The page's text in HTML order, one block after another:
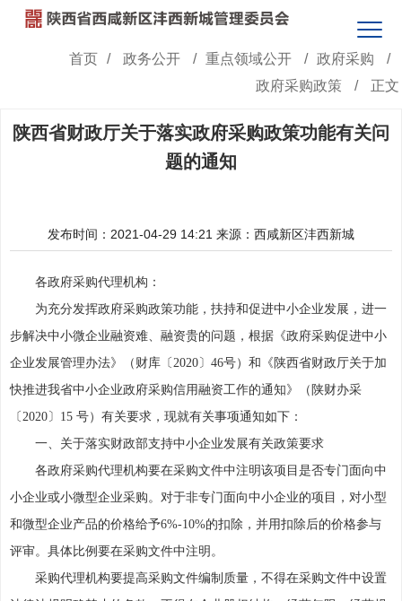
首页 / 政务公开 / 重点领域公开 / 政府采购
/
政府采购政策
/ 正文
陕西省财政厅关于落实政府采购政策功能有关问
题的通知
发布时间：2021-04-29 14:21 来源：西咸新区沣西新城
各政府采购代理机构：
为充分发挥政府采购政策功能，扶持和促进中小企业发展，进一
步解决中小微企业融资难、融资贵的问题，根据《政府采购促进中小
企业发展管理办法》（财库〔2020〕46号）和《陕西省财政厅关于加
快推进我省中小企业政府采购信用融资工作的通知》（陕财办采
〔2020〕15 号）有关要求，现就有关事项通知如下：
一、关于落实财政部支持中小企业发展有关政策要求
各政府采购代理机构要在采购文件中注明该项目是否专门面向中
小企业或小微型企业采购。对于非专门面向中小企业的项目，对小型
和微型企业产品的价格给予6%-10%的扣除，并用扣除后的价格参与
评审。具体比例要在采购文件中注明。
采购代理机构要提高采购文件编制质量，不得在采购文件中设置